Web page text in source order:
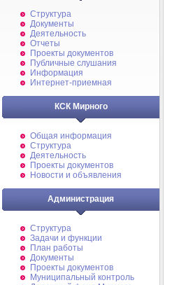
Структура
Документы
Деятельность
Отчеты
Проекты документов
Публичные слушания
Информация
Интернет-приемная
КСК Мирного
Общая информация
Структура
Деятельность
Проекты документов
Новости и объявления
Администрация
Структура
Задачи и функции
План работы
Документы
Проекты документов
Муниципальный контроль